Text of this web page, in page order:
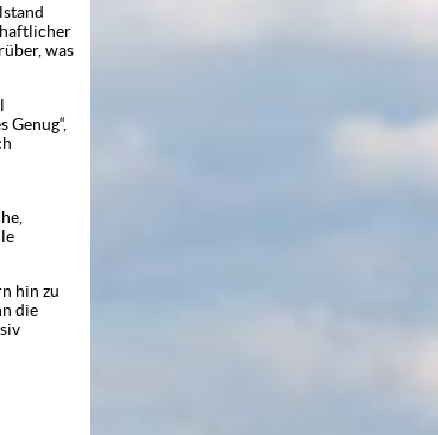
was
hin zu
die